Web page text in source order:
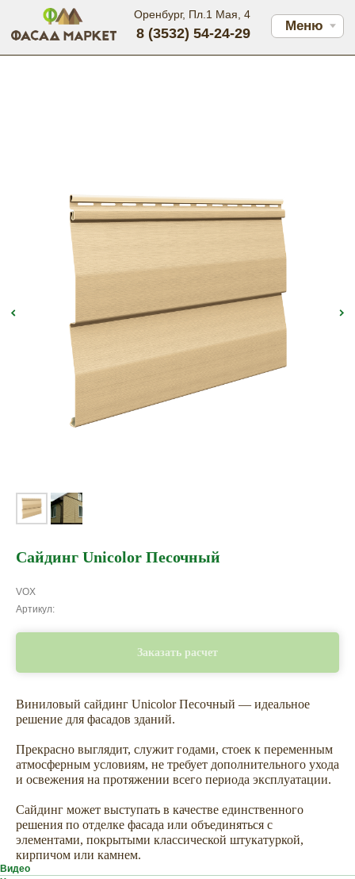
Меню
Оренбург, Пл.1 Мая, 4
8 (3532) 54-24-29
Сайдинг Unicolor Песочный
VOX
Артикул:
Заказать расчет
Виниловый сайдинг Unicolor Песочный — идеальное
решение для фасадов зданий.
Прекрасно выглядит, служит годами, стоек к переменным
атмосферным условиям, не требует дополнительного ухода
и освежения на протяжении всего периода эксплуатации.
Сайдинг может выступать в качестве единственного
решения по отделке фасада или объединяться с
элементами, покрытыми классической штукатуркой,
кирпичом или камнем.
Видео